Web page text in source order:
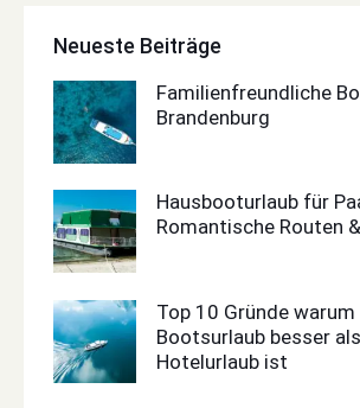
Neueste Beiträge
Familienfreundliche
Brandenburg
Hausbooturlaub für
Romantische Routen
Top 10 Gründe warum
Bootsurlaub besser
Hotelurlaub ist